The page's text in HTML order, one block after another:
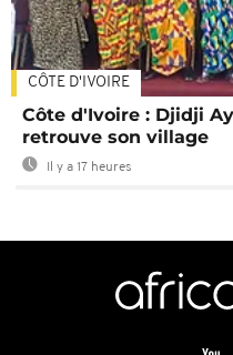
CÔTE D'IVOIRE
Côte d'Ivoire : Djidji
retrouve son village
Il y a 17 heures